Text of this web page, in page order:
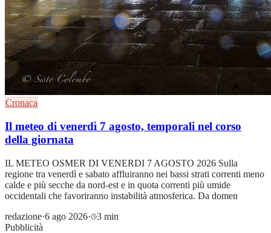
Cronaca
Il meteo di venerdì 7 agosto, temporali nel corso
della giornata
IL METEO OSMER DI VENERDI 7 AGOSTO 2026 Sulla
regione tra venerdì e sabato affluiranno nei bassi strati correnti meno
calde e più secche da nord-est e in quota correnti più umide
occidentali che favoriranno instabilità atmosferica. Da domen
redazione·6 ago 2026·
3 min
Pubblicità